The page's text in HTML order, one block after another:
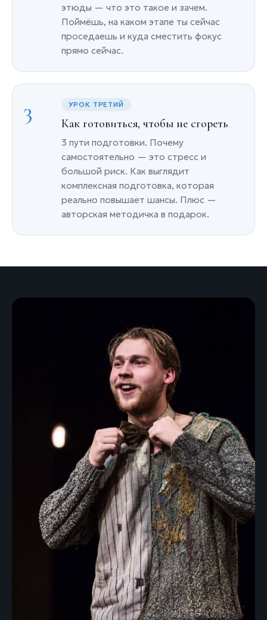
этюды — что это такое и зачем.
Поймёшь, на каком этапе ты сейчас
проседаешь и куда сместить фокус
прямо сейчас.
3 УРОК ТРЕТИЙ
Как готовиться, чтобы не сгореть
3 пути подготовки. Почему
самостоятельно — это стресс и
большой риск. Как выглядит
комплексная подготовка, которая
реально повышает шансы. Плюс —
авторская методичка в подарок.